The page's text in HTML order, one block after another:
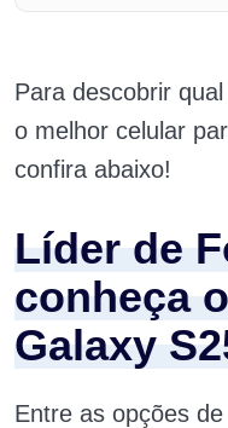
Para descobrir
o melhor celular
confira abaixo!
Líder de
conheça
Galaxy
Entre as opções de